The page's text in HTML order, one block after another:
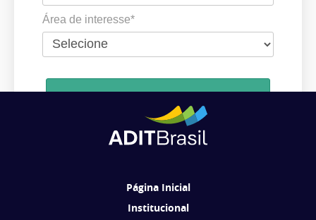
Área de interesse*
Ao se cadastrar, você concorda em receber comunicações da ADIT
Página Inicial
Institucional